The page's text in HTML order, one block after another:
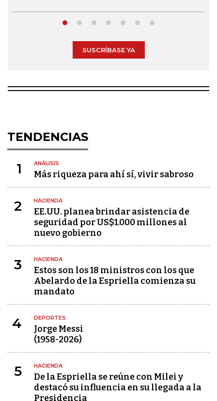
SUSCRÍBASE YA
TENDENCIAS
1 ANÁLISIS
Más riqueza para ahí sí, vivir sabroso
2 HACIENDA
EE.UU. planea brindar asistencia de
seguridad por US$1.000 millones al
nuevo gobierno
3 HACIENDA
Estos son los 18 ministros con los que
Abelardo de la Espriella comienza su
mandato
4 DEPORTES
Jorge Messi
(1958-2026)
5 HACIENDA
De la Espriella se reúne con Milei y
destacó su influencia en su llegada a la
Presidencia